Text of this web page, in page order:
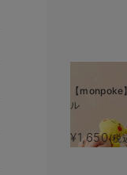
【monpoke
ル
¥1,650(税